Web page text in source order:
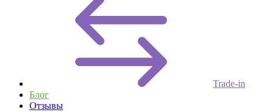
Trade-in
Блог
Отзывы